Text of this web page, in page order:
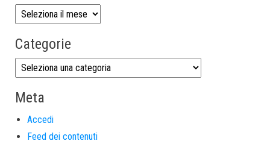
Categorie
Meta
Accedi
Feed dei contenuti